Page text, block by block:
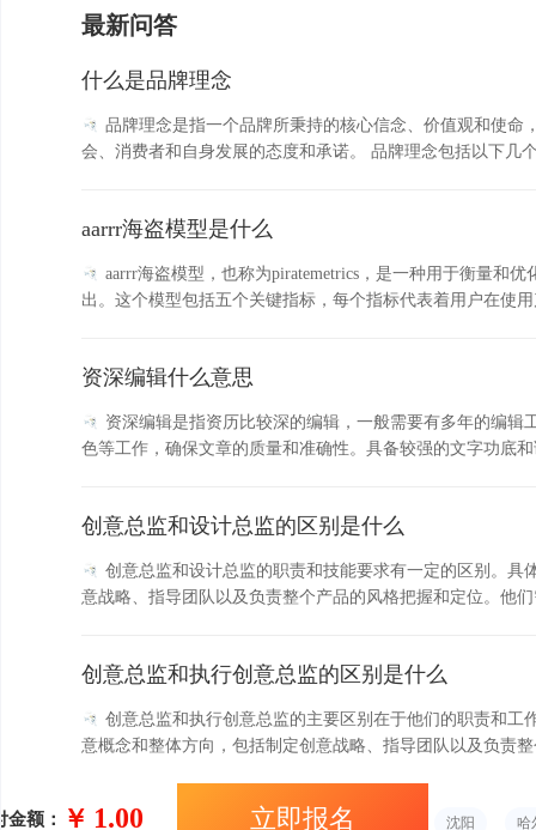
最新问答
什么是品牌理念
品牌理念是指一个品牌所秉持的核心信念、价值观和使
aarrr海盗模型是什么
aarrr海盗模型，也称为piratemetrics，是一种用于衡量和
资深编辑什么意思
资深编辑是指资历比较深的编辑，一般需要有多年的编
色等工作，确保文章的质量和准确性。具备较强的文字功底
创意总监和设计总监的区别是什么
创意总监和设计总监的职责和技能要求有一定的区别。
意战略、指导团队以及负责整个产品的风格把握和定位。他
创意总监和执行创意总监的区别是什么
创意总监和执行创意总监的主要区别在于他们的职责和
银川 成都 鄂州 沈阳 哈
金额： ￥ 1.00 立即报名